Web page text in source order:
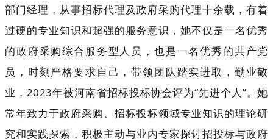
部门经理，从事招标代理及政府采购代理十余载，有着
过硬的专业知识和超强的服务意识，她不仅是一名优秀
的政府采购综合服务型人员，也是一名优秀的共产党
员，时刻严格要求自己，带领团队踏实进取，勤业敬
业，2023年被河南省招标投标协会评为“先进个人”。她
常年致力于政府采购、招标投标领域专业知识的理论研
究和实践探索，积极主动与业内专家探讨招投标与政府